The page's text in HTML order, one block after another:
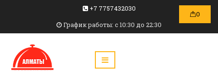
+7 7757432030
График работы: c 10:30 до 22:30
0